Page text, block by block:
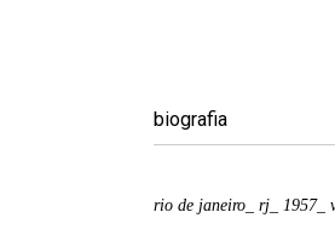
biografia
rio de janeiro_ rj_ 1957_